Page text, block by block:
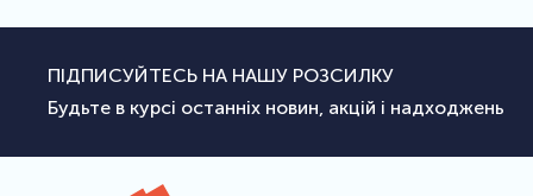
ПІДПИСУЙТЕСЬ НА НАШУ РОЗСИЛКУ
Будьте в курсі останніх новин, акцій і надходжень